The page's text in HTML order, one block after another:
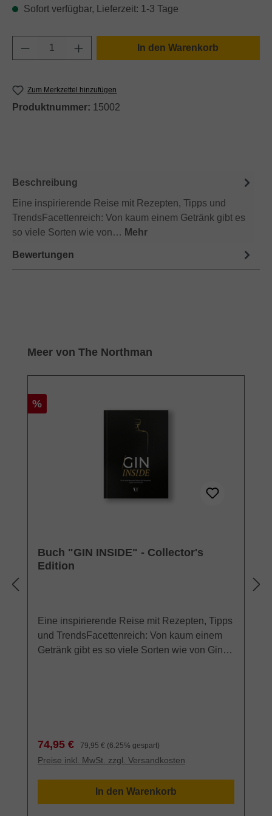
Sofort verfügbar, Lieferzeit: 1-3 Tage
Produkt Anzahl: Gib den gewünschten
In den Warenkorb
Zum Merkzettel hinzufügen
Produktnummer: 15002
Beschreibung
Eine inspirierende Reise mit Rezepten, Tipps und
TrendsFacettenreich: Von kaum einem Getränk gibt es
so viele Sorten wie von… Mehr
Bewertungen
Produktgalerie überspringen
Meer von The Northman
Rabatt
%
Buch "GIN INSIDE" - Collector's
Edition
Eine inspirierende Reise mit Rezepten, Tipps
und TrendsFacettenreich: Von kaum einem
Getränk gibt es so viele Sorten wie von Gin.
sondern performt auch ausgezeichnet in der
Küche. Aber kosten Sie selbst!Als Collector's
Edition mit mehr Inhalt, edel eingeschlagen
und im großen Format. Natürlich auch mit
Verkaufspreis:
74,95 € Regulärer Preis:
79,95 € (6.25% gespart)
Preise inkl. MwSt. zzgl. Versandkosten
In den Warenkorb